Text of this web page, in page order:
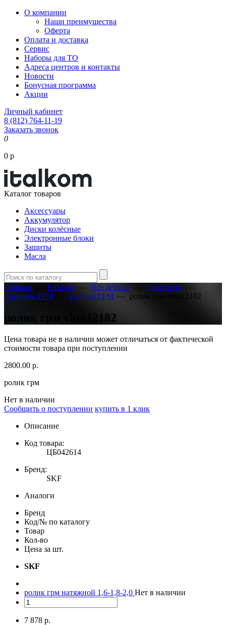
О компании
Наши преимущества
Оферта
Оплата и доставка
Сервис
Наборы для ТО
Адреса центров и контакты
Новости
Бонусная программа
Акции
Личный кабинет
8 (812) 764-11-19
Заказать звонок
0
0 р
Каталог товаров
Аксессуары
Аккумулятор
Диски колёсные
Электронные блоки
Защиты
Масла
Главная Каталог — Все детали — Двигатель —
Система ГРМ
Ролики ГРМ — ролик грм vkm12182
ролик грм vkm12182
Цена товара не в наличии может отличаться от фактической
стоимости товара при поступлении
2800.00 р.
ролик грм
Нет в наличии
Сообщить о поступлении купить в 1 клик
Описание
Код товара:
ЦБ042614
Бренд:
SKF
Аналоги
Бренд
Код/№ по каталогу
Товар
Кол-во
Цена за шт.
SKF
ролик грм натяжной 1,6-1,8-2,0 Нет в наличии
7 878 р.